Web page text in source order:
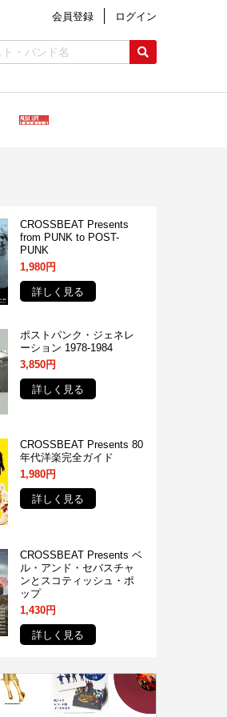
会員登録 ログイン
CROSSBEAT Presents
from PUNK to POST-
PUNK
1,980円
詳しく見る
ポストパンク・ジェネレ
ーション 1978-1984
3,850円
詳しく見る
CROSSBEAT Presents 80
年代洋楽完全ガイド
1,980円
詳しく見る
CROSSBEAT Presents ベ
ル・アンド・セバスチャ
ンとスコティッシュ・ポ
ップ
1,430円
詳しく見る